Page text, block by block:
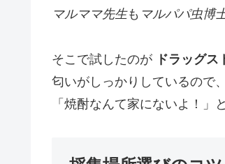
マルママ先生も マルパパ虫博
そこで試したのが ドラッグ
匂いがしっかりしているので、
「焼酎なんて家にないよ！」